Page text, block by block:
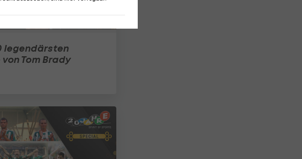
legendärsten
von Tom Brady